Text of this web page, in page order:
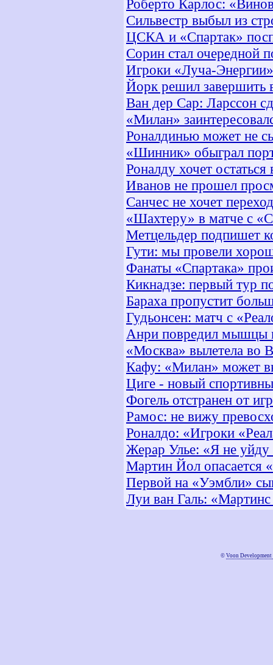
Роберто Карлос:
Сильвестр выбыл из
ЦСКА и «Спартак»
Сорин стал очередной
Игроки «Луча-
Йорк решил завершить
Ван дер Сар: Ларссон
«Милан»
Роналдинью может не
«Шинник» обыграл
Роналду хочет
Иванов не прошел
Санчес не хочет
«Шахтеру» в матче с
Метцельдер подпишет
Гути: мы провели
Фанаты «Спартака»
Кикнадзе: первый тур
Бараха пропустит
Гудьонсен: матч с
Анри повредил мышцы
«Москва» вылетела во
Кафу: «Милан» может
Циге - новый
Фогель отстранен от
Рамос: не вижу
Роналдо: «Игроки
Жерар Улье: «Я не
Мартин Йол опасается
Первой на «Уэмбли»
Луи ван Галь:
© Voon Development